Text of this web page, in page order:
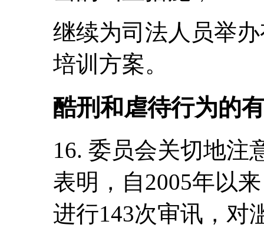
继续为司法人员举
培训方案。
酷刑和虐待行为的
16. 委员会关切地注
表明，自2005年以
进行143次审讯，对